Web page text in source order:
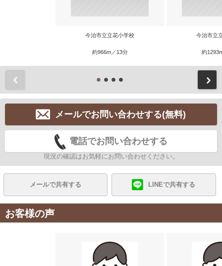
今治市立立花小学校
約966m／13分
今治市立
約
メールでお問い合わせする(無料)
電話でお問い合わせする
現況の確認はお気軽にお問い合わせください。
メールで共有する LINEで共有する
お客様の声